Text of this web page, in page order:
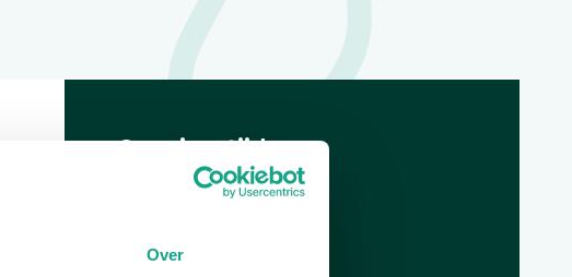
Over
Openingstijden
Plan je route